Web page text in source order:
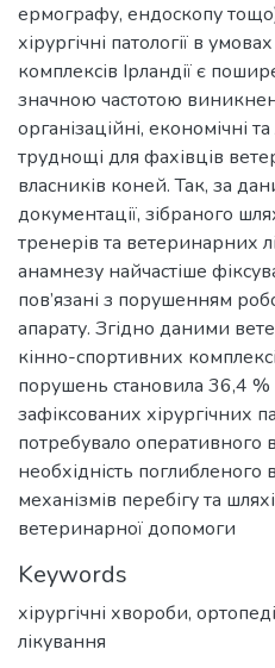
ермографу, ендоскопу
хірургічні патології в
комплексів Ірландії є
значною частотою
організаційні, економічні
труднощі для фахівців
власників коней. Так, за
документації, зібраного
тренерів та ветеринарних
анамнезу найчастіше
пов’язані з порушенням
апарату. Згідно даними
кінно-спортивних
порушень становила 36,4 %
зафіксованих хірургічних
потребувало оперативного
необхідність
механізмів перебігу та
ветеринарної допомоги
Keywords
хірургічні хвороби,
лікування